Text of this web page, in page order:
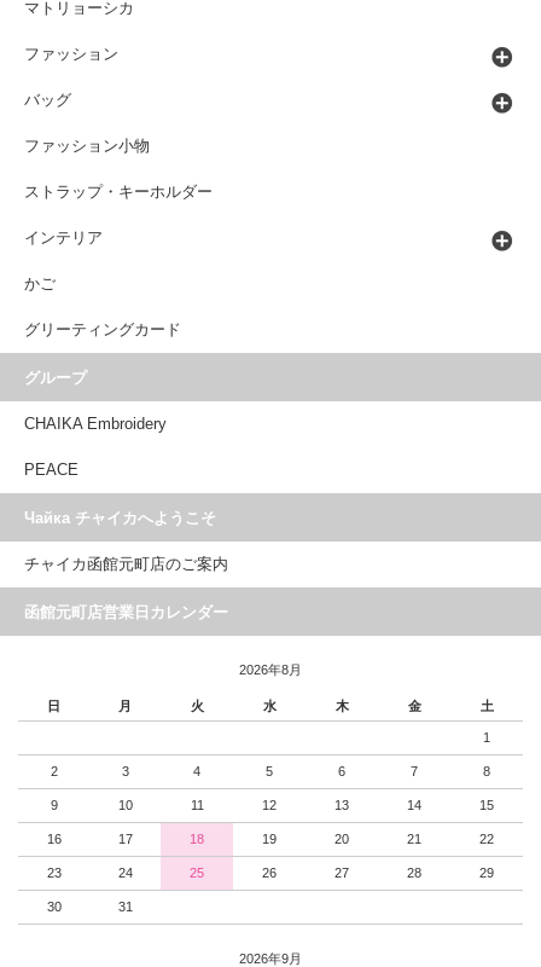
マトリョーシカ
ファッション
バッグ
ファッション小物
ストラップ・キーホルダー
インテリア
かご
グリーティングカード
グループ
CHAIKA Embroidery
PEACE
Чайка チャイカへようこそ
チャイカ函館元町店のご案内
函館元町店営業日カレンダー
2026年8月
日 月 火 水 木 金 土
1
2 3 4 5 6 7 8
9 10 11 12 13 14 15
16 17 18 19 20 21 22
23 24 25 26 27 28 29
30 31
2026年9月